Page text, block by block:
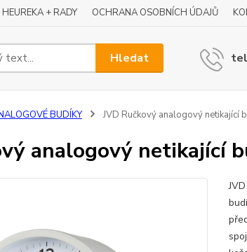
HEUREKA + RADY OCHRANA OSOBNÍCH ÚDAJŮ
Hledat
BUDÍKY JVD Ručkový analogový netikající
analogový netikající